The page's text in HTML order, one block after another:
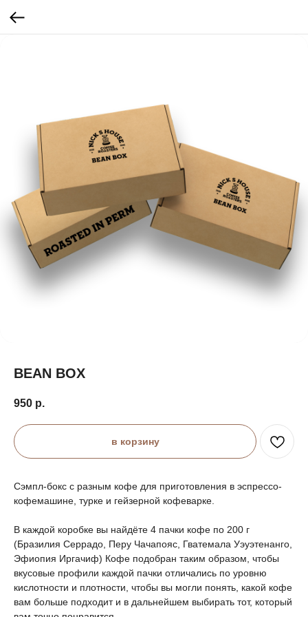
BEAN BOX
950 р.
в корзину
Сэмпл-бокс с разным кофе для приготовления в эспрессо-
кофемашине, турке и гейзерной кофеварке.
В каждой коробке вы найдёте 4 пачки кофе по 200 г
(Бразилия Серрадо, Перу Чачапояс, Гватемала Уэуэтенанго,
Эфиопия Иргачиф) Кофе подобран таким образом, чтобы
вкусовые профили каждой пачки отличались по уровню
кислотности и плотности, чтобы вы могли понять, какой кофе
вам больше подходит и в дальнейшем выбирать тот, который